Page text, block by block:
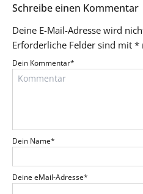
Schreibe einen Kommentar
Deine E-Mail-Adresse wird
Erforderliche Felder sind mit *
Dein Kommentar*
Dein Name*
Deine eMail-Adresse*